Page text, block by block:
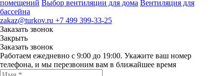
помещений Выбор вентиляции для дома Вентиляция для
бассейна
zakaz@turkov.ru +7 499 399-33-25
Заказать звонок
Закрыть
Заказать звонок
Работаем ежедневно с 9:00 до 19:00. Укажите ваш номер
телефона, и мы перезвоним вам в ближайшее время